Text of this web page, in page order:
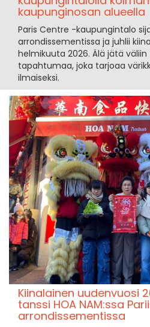
kaupunginosan alueella
Paris Centre -kaupungintalo
arrondissementissa ja juhlii
helmikuuta 2026. Älä jätä
tapahtumaa, joka tarjoaa
ilmaiseksi.
Kiinalainen uudenvuosi
tanssi HOA NAM:ssa
arrondissementissa